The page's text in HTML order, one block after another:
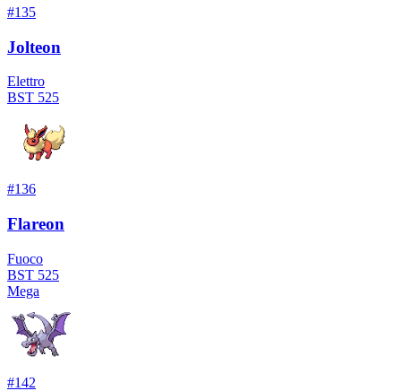
#135
Jolteon
Elettro
BST 525
#136
Flareon
Fuoco
BST 525
Mega
#142